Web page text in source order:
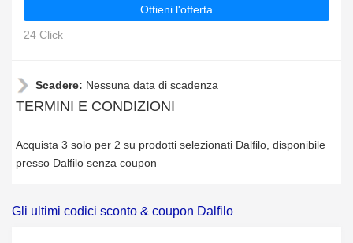
Ottieni l'offerta
24 Click
Scadere: Nessuna data di scadenza
TERMINI E CONDIZIONI
Acquista 3 solo per 2 su prodotti selezionati Dalfilo, disponibile
presso Dalfilo senza coupon
Gli ultimi codici sconto & coupon Dalfilo